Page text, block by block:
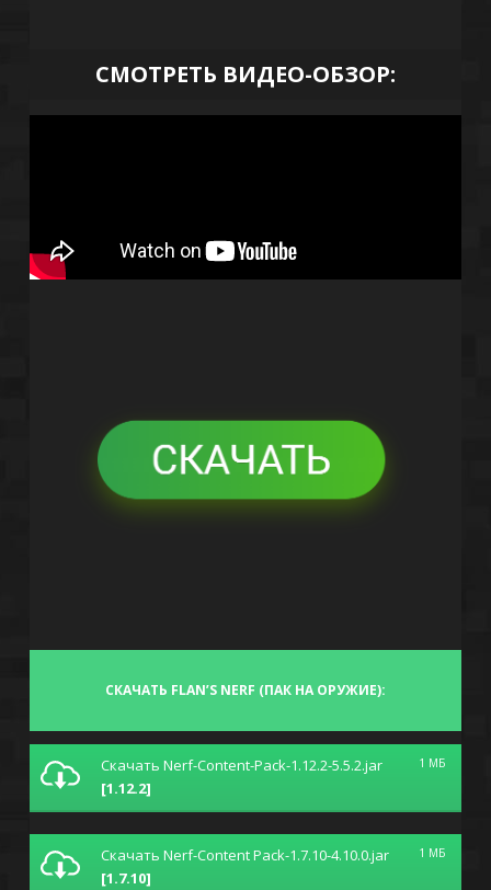
СМОТРЕТЬ ВИДЕО-ОБЗОР:
СКАЧАТЬ FLAN’S NERF (ПАК НА ОРУЖИЕ):
Скачать Nerf-Content-Pack-1.12.2-5.5.2.jar
[1.12.2]
1 МБ
Скачать Nerf-Content Pack-1.7.10-4.10.0.jar
[1.7.10]
1 МБ